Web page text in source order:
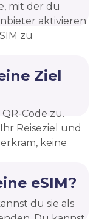
mit der du
aktivieren
zu
Ziel
Code zu.
Reiseziel und
keine
eSIM?
du sie als